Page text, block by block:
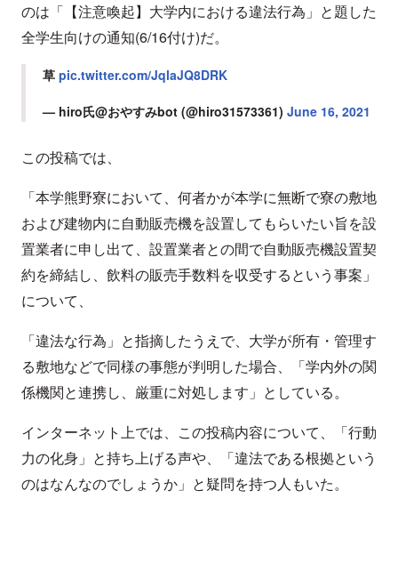
のは「【注意喚起】大学内における違法行為」と題した
全学生向けの通知(6/16付け)だ。
草 pic.twitter.com/JqlaJQ8DRK
— hiro氏@おやすみbot (@hiro31573361) June 16, 2021
この投稿では、
「本学熊野寮において、何者かが本学に無断で寮の敷地
および建物内に自動販売機を設置してもらいたい旨を設
置業者に申し出て、設置業者との間で自動販売機設置契
約を締結し、飲料の販売手数料を収受するという事案」
について、
「違法な行為」と指摘したうえで、大学が所有・管理す
る敷地などで同様の事態が判明した場合、「学内外の関
係機関と連携し、厳重に対処します」としている。
インターネット上では、この投稿内容について、「行動
力の化身」と持ち上げる声や、「違法である根拠という
のはなんなのでしょうか」と疑問を持つ人もいた。